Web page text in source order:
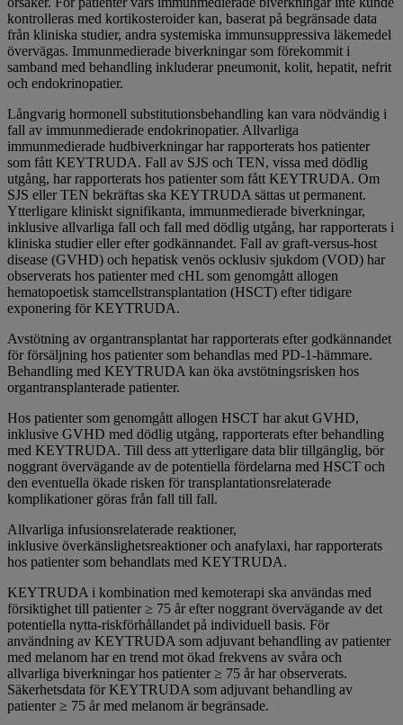
kontrolleras med kortikosteroider kan, baserat på begränsade data
från kliniska studier, andra systemiska immunsuppressiva läkemedel
övervägas. Immunmedierade biverkningar som förekommit i
samband med behandling inkluderar pneumonit, kolit, hepatit, nefrit
och endokrinopatier.
Långvarig hormonell substitutionsbehandling kan vara nödvändig i
fall av immunmedierade endokrinopatier. Allvarliga
immunmedierade hudbiverkningar har rapporterats hos patienter
som fått KEYTRUDA. Fall av SJS och TEN, vissa med dödlig
utgång, har rapporterats hos patienter som fått KEYTRUDA. Om
SJS eller TEN bekräftas ska KEYTRUDA sättas ut permanent.
Ytterligare kliniskt signifikanta, immunmedierade biverkningar,
inklusive allvarliga fall och fall med dödlig utgång, har rapporterats i
kliniska studier eller efter godkännandet. Fall av graft-versus-host
disease (GVHD) och hepatisk venös ocklusiv sjukdom (VOD) har
observerats hos patienter med cHL som genomgått allogen
hematopoetisk stamcellstransplantation (HSCT) efter tidigare
exponering för KEYTRUDA.
Avstötning av organtransplantat har rapporterats efter godkännandet
för försäljning hos patienter som behandlas med PD-1-hämmare.
Behandling med KEYTRUDA kan öka avstötningsrisken hos
organtransplanterade patienter.
Hos patienter som genomgått allogen HSCT har akut GVHD,
inklusive GVHD med dödlig utgång, rapporterats efter behandling
med KEYTRUDA. Till dess att ytterligare data blir tillgänglig, bör
noggrant övervägande av de potentiella fördelarna med HSCT och
den eventuella ökade risken för transplantationsrelaterade
komplikationer göras från fall till fall.
Allvarliga infusionsrelaterade reaktioner,
inklusive överkänslighetsreaktioner och anafylaxi, har rapporterats
hos patienter som behandlats med KEYTRUDA.
KEYTRUDA i kombination med kemoterapi ska användas med
försiktighet till patienter ≥ 75 år efter noggrant övervägande av det
potentiella nytta-riskförhållandet på individuell basis. För
användning av KEYTRUDA som adjuvant behandling av patienter
med melanom har en trend mot ökad frekvens av svåra och
allvarliga biverkningar hos patienter ≥ 75 år har observerats.
Säkerhetsdata för KEYTRUDA som adjuvant behandling av
patienter ≥ 75 år med melanom är begränsade.